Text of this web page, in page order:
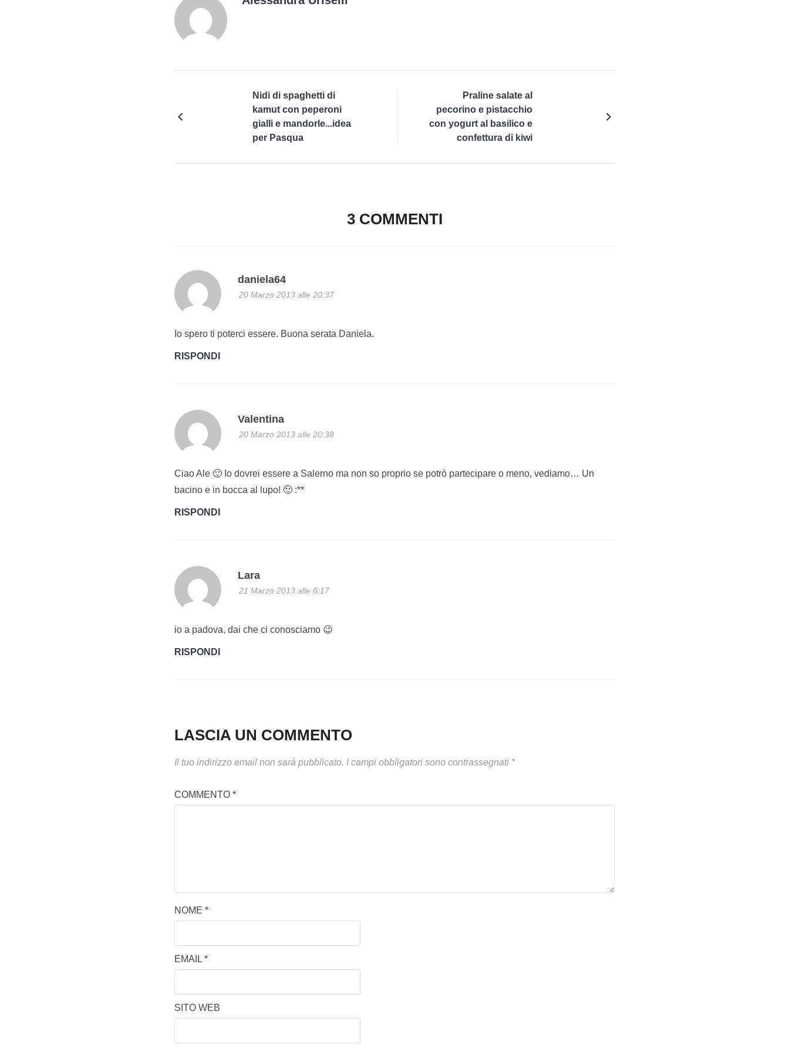
Nidi di spaghetti di
kamut con peperoni
gialli e mandorle...idea
per Pasqua
Praline salate al
pecorino e pistacchio
con yogurt al basilico e
confettura di kiwi
3 COMMENTI
daniela64
20 Marzo 2013 alle 20:37
Io spero ti poterci essere. Buona serata Daniela.
RISPONDI
Valentina
20 Marzo 2013 alle 20:38
Ciao Ale 🙂 Io dovrei essere a Salerno ma non so proprio se potrò partecipare o meno, vediamo… Un
bacino e in bocca al lupo! 🙂 :**
RISPONDI
Lara
21 Marzo 2013 alle 6:17
io a padova, dai che ci conosciamo 😉
RISPONDI
LASCIA UN COMMENTO
Il tuo indirizzo email non sarà pubblicato. I campi obbligatori sono contrassegnati *
COMMENTO *
NOME *
EMAIL *
SITO WEB